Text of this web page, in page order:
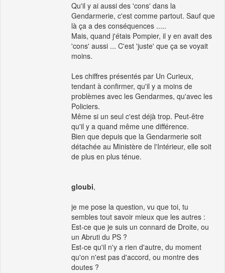
Qu'il y ai aussi des 'cons' dans la
Gendarmerie, c'est comme partout. Sauf que
là ça a des conséquences .....
Mais, quand j'étais Pompier, il y en avait des
'cons' aussi ... C'est 'juste' que ça se voyait
moins.
Les chiffres présentés par Un Curieux,
tendant à confirmer, qu'il y a moins de
problèmes avec les Gendarmes, qu'avec les
Policiers.
Même si un seul c'est déjà trop. Peut-être
qu'il y a quand même une différence.
Bien que depuis que la Gendarmerie soit
détachée au Ministère de l'Intérieur, elle soit
de plus en plus ténue.
gloubi,
je me pose la question, vu que toi, tu
sembles tout savoir mieux que les autres :
Est-ce que je suis un connard de Droite, ou
un Abruti du PS ?
Est-ce qu'il n'y a rien d'autre, du moment
qu'on n'est pas d'accord, ou montre des
doutes ?